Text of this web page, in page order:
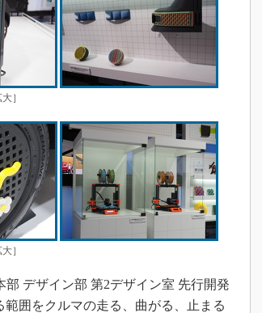
］
］
デザイン部 第2デザイン室 先行開発
囲をクルマの走る、曲がる、止まる